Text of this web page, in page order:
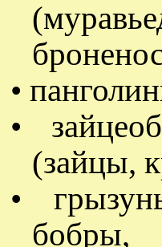
•
•
(зайцы,
•
бобры,